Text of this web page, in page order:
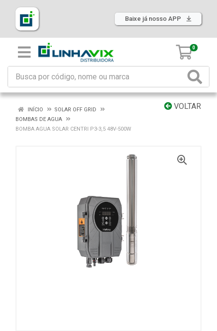
Baixe já nosso APP
0
VOLTAR
INÍCIO
SOLAR OFF GRID
BOMBAS DE AGUA
BOMBA AGUA SOLAR CENTRI P3-3,5 48V-500W